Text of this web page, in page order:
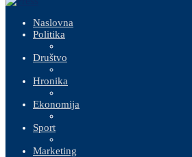
Naslovna
Politika
Društvo
Hronika
Ekonomija
Sport
Marketing